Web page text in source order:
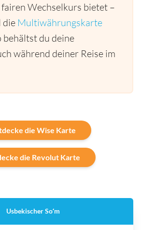
Wechselkurs bietet –
die Multiwährungskarte
behältst du deine
während deiner Reise im
die Wise Karte
die Revolut Karte
Usbekischer Soʻm